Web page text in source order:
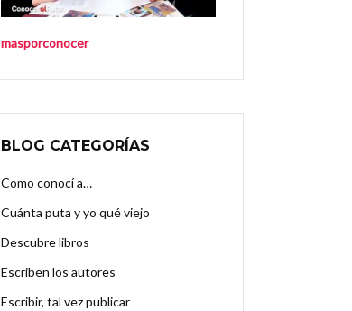
masporconocer
BLOG CATEGORÍAS
Como conocí a…
Cuánta puta y yo qué viejo
Descubre libros
Escriben los autores
Escribir, tal vez publicar